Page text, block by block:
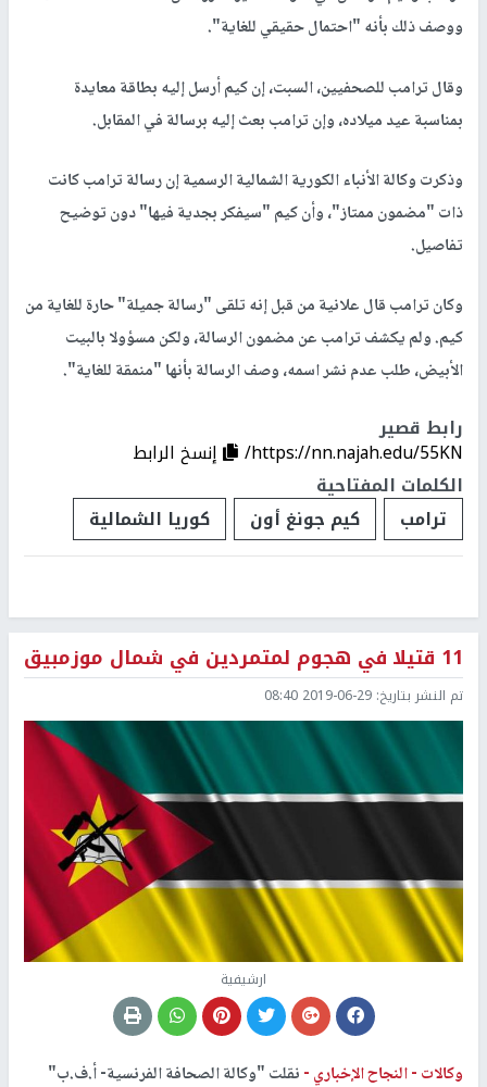
ووصف ذلك بأنه "احتمال حقيقي للغاية".
وقال ترامب للصحفيين، السبت، إن كيم أرسل إليه بطاقة معايدة
بمناسبة عيد ميلاده، وإن ترامب بعث إليه برسالة في المقابل.
وذكرت وكالة الأنباء الكورية الشمالية الرسمية إن رسالة ترامب كانت
ذات "مضمون ممتاز"، وأن كيم "سيفكر بجدية فيها" دون توضيح
تفاصيل.
وكان ترامب قال علانية من قبل إنه تلقى "رسالة جميلة" حارة للغاية من
كيم. ولم يكشف ترامب عن مضمون الرسالة، ولكن مسؤولا بالبيت
الأبيض، طلب عدم نشر اسمه، وصف الرسالة بأنها "منمقة للغاية".
رابط قصير
https://nn.najah.edu/55KN/
إنسخ الرابط
الكلمات المفتاحية
ترامب
كيم جونغ أون كوريا الشمالية
11 قتيلا في هجوم لمتمردين في شمال موزمبيق
تم النشر بتاريخ: 2019-06-29 08:40
ارشيفية
وكالات -النجاح الإخباري -نقلت "وكالة الصحافة الفرنسية- أ.ف.ب"